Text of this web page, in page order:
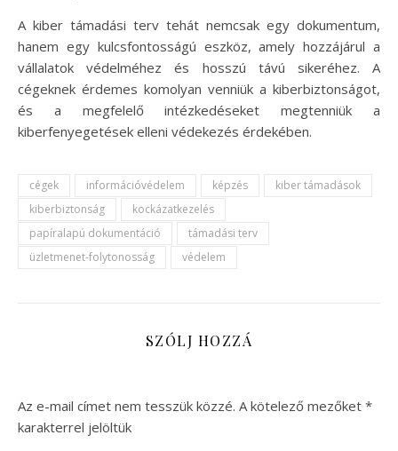
A kiber támadási terv tehát nemcsak egy dokumentum,
hanem egy kulcsfontosságú eszköz, amely hozzájárul a
vállalatok védelméhez és hosszú távú sikeréhez. A
cégeknek érdemes komolyan venniük a kiberbiztonságot,
és a megfelelő intézkedéseket megtenniük a
kiberfenyegetések elleni védekezés érdekében.
cégek információvédelem képzés
kiber támadások
kiberbiztonság
kockázatkezelés
papíralapú dokumentáció
támadási terv
üzletmenet-folytonosság
védelem
SZÓLJ HOZZÁ
Az e-mail címet nem tesszük közzé. A kötelező mezőket *
karakterrel jelöltük